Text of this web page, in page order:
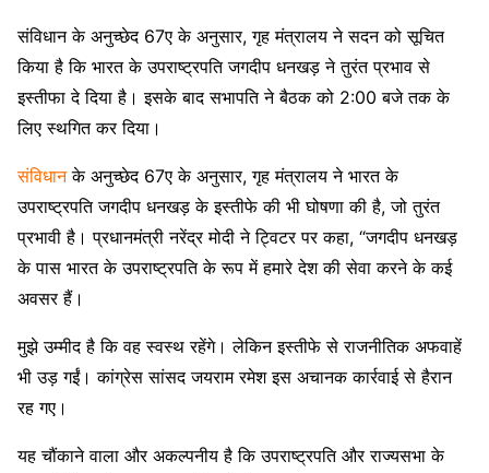
संविधान के अनुच्छेद 67ए के अनुसार, गृह मंत्रालय ने सदन को सूचित
किया है कि भारत के उपराष्ट्रपति जगदीप धनखड़ ने तुरंत प्रभाव से
इस्तीफा दे दिया है। इसके बाद सभापति ने बैठक को 2:00 बजे तक के
लिए स्थगित कर दिया।
संविधानके अनुच्छेद 67ए के अनुसार, गृह मंत्रालय ने भारत के
उपराष्ट्रपति जगदीप धनखड़ के इस्तीफे की भी घोषणा की है, जो तुरंत
प्रभावी है। प्रधानमंत्री नरेंद्र मोदी ने ट्विटर पर कहा, “जगदीप धनखड़
के पास भारत के उपराष्ट्रपति के रूप में हमारे देश की सेवा करने के कई
अवसर हैं।
मुझे उम्मीद है कि वह स्वस्थ रहेंगे। लेकिन इस्तीफे से राजनीतिक अफवाहें
भी उड़ गईं। कांग्रेस सांसद जयराम रमेश इस अचानक कार्रवाई से हैरान
रह गए।
यह चौंकाने वाला और अकल्पनीय है कि उपराष्ट्रपति और राज्यसभा के